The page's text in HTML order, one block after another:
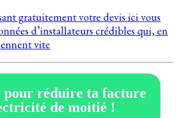
gratuitement votre devis ici vous
d’installateurs crédibles qui, en
vite
pour réduire ta facture
de moitié !